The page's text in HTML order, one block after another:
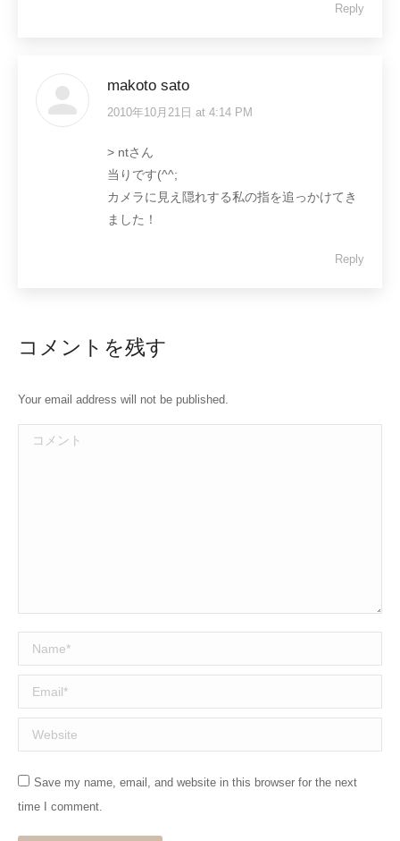
Reply
makoto sato
says:
2010年10月21日 at 4:14 PM
> ntさん
当りです(^^;
カメラに見え隠れする私の指を追っかけてき
ました！
Reply
コメントを残す
Your email address will not be published.
コメント
Name *
Email *
Website
Save my name, email, and website in this browser for the next
time I comment.